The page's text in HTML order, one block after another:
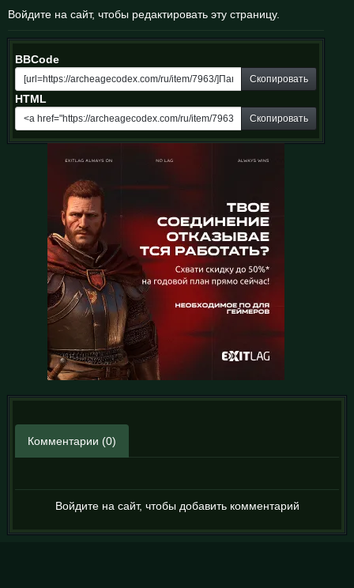
Войдите на сайт, чтобы редактировать эту страницу.
BBCode
Скопировать
HTML
Скопировать
Комментарии (0)
Войдите на сайт, чтобы добавить комментарий